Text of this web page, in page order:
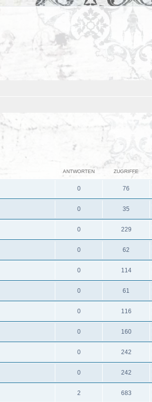
ANTWORTEN ZUGRIFFE
0 76
0 35
0 229
0 62
0 114
0 61
0 116
0 160
0 242
0 242
2 683